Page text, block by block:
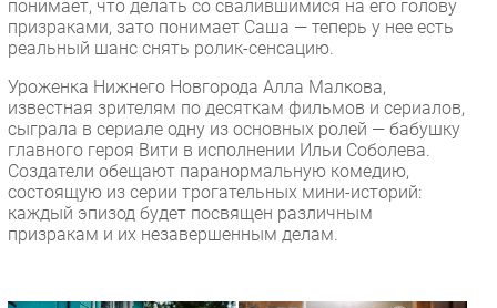
понимает, что делать со свалившимися на его голову
призраками, зато понимает Саша — теперь у нее есть
реальный шанс снять ролик-сенсацию.
Уроженка Нижнего Новгорода Алла Малкова,
известная зрителям по десяткам фильмов и сериалов,
сыграла в сериале одну из основных ролей — бабушку
главного героя Вити в исполнении Ильи Соболева.
Создатели обещают паранормальную комедию,
состоящую из серии трогательных мини-историй:
каждый эпизод будет посвящен различным
призракам и их незавершенным делам.